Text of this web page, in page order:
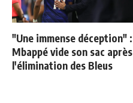
"Une immense déception" :
Mbappé vide son sac après
l'élimination des Bleus